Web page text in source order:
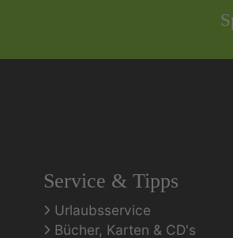
Service & Tipps
Urlaubsservice
Bücher, Karten & CD's